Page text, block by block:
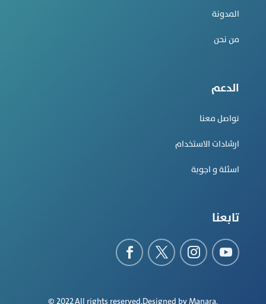
المدونة
من نحن
الدعم
تواصل معنا
ارشادات الاستخدام
اسئلة و اجوبة
تابعنا
© 2022 All rights reserved.Designed byManara.